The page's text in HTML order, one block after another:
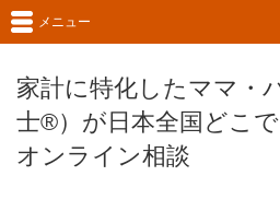
家計に特化したママ・
士®）が日本全国どこ
オンライン相談
メニュー